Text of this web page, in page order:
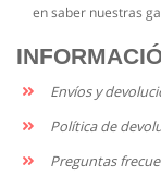
en saber nuestras
Envíos y
Política de
Preguntas